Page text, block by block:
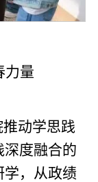
力量
动学思践
度融合的
学，从政绩